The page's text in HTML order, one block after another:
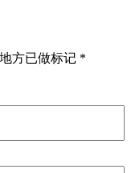
方已做标记 *